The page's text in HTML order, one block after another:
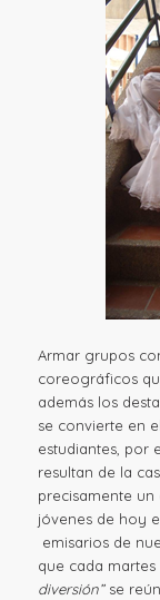
Armar grupos
coreográficos
además los
se convierte en
estudiantes, por
resultan de la
precisamente
jóvenes de hoy
emisarios de
que cada
diversión”se